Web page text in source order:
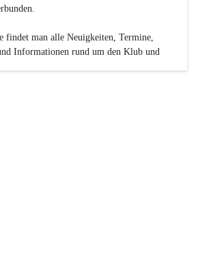
findet man alle Neuigkeiten, Termine,
Informationen rund um den Klub und